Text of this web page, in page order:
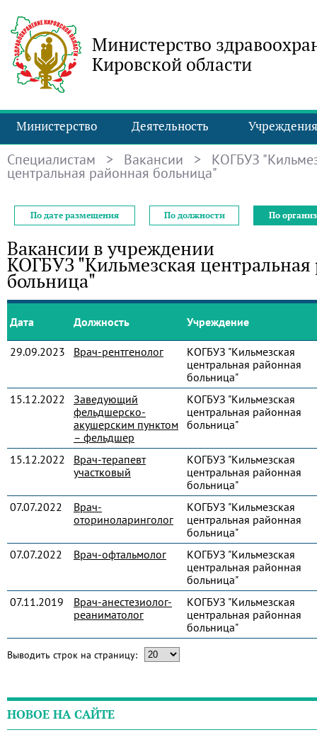
Министерство
Кировской области
Министерство Деятельность Учреждения
Специалистам > Вакансии > КОГБУЗ
центральная районная больница"
По дате размещения По должности По
Вакансии в учреждении
КОГБУЗ "Кильмезская центральная
больница"
Дата Должность Учреждение
29.09.2023 Врач-рентгенолог
КОГБУЗ "Кильмезская
центральная районная
больница"
15.12.2022
Заведующий
фельдшерско-
акушерским пунктом
– фельдшер
КОГБУЗ "Кильмезская
центральная районная
больница"
15.12.2022
Врач-терапевт
участковый
КОГБУЗ "Кильмезская
центральная районная
больница"
07.07.2022
Врач-
оториноларинголог
КОГБУЗ "Кильмезская
центральная районная
больница"
07.07.2022
Врач-офтальмолог
КОГБУЗ "Кильмезская
центральная районная
больница"
07.11.2019
Врач-анестезиолог-
реаниматолог
КОГБУЗ "Кильмезская
центральная районная
больница"
Выводить строк на страницу:
НОВОЕ НА САЙТЕ